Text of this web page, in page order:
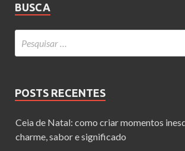
BUSCA
POSTS RECENTES
Ceia de Natal: como criar momentos
charme, sabor e significado